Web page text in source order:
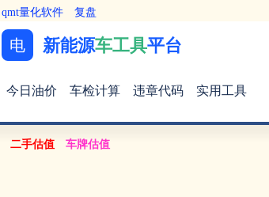
qmt量化软件 复盘
电 新能源车工具平台
今日油价 车检计算 违章代码 实用工具
二手估值 车牌估值